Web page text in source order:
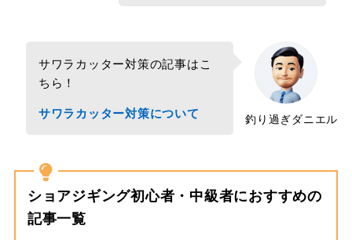
釣り過ぎダニエル
サワラカッター対策の記事はこ
ちら！
サワラカッター対策について
ショアジギング初心者・中級者におすすめの
記事一覧